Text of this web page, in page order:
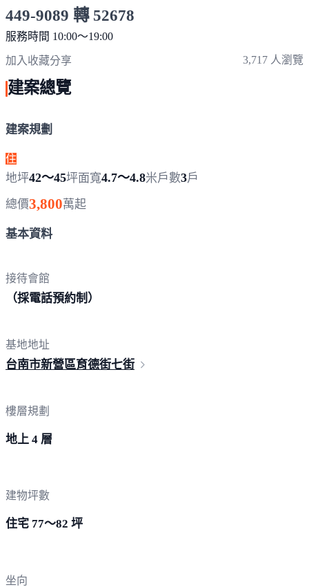
449-9089 轉 52678
服務時間 10:00～19:00
加入收藏分享 3,717 人瀏覽
建案總覽
建案規劃
住
地坪42～45坪面寬4.7～4.8米戶數3戶
總價3,800萬起
基本資料
接待會館
（採電話預約制）
基地地址
台南市新營區育德街七街
樓層規劃
地上 4 層
建物坪數
住宅 77～82 坪
坐向